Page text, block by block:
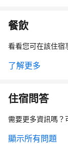
餐飲
看看您可在該住宿
了解更多
住宿問答
需要更多資訊嗎？
顯示所有問題